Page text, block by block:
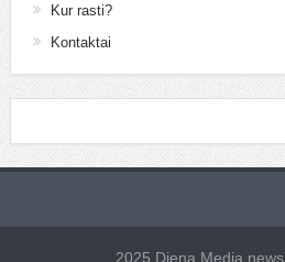
Kur rasti?
Kontaktai
2025 Diena Media news